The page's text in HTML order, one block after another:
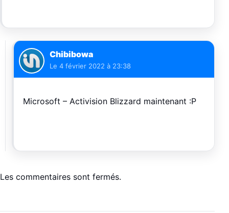
Chibibowa
Le 4 février 2022 à 23:38
Microsoft – Activision Blizzard maintenant :P
Les commentaires sont fermés.